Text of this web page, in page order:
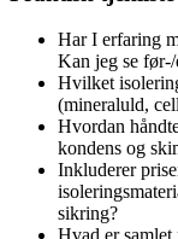
Har I erfaring
Kan jeg se
Hvilket
(mineraluld,
Hvordan
kondens og
Inkluderer
sikring?